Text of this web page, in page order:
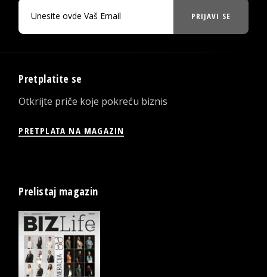
PRIJAVI SE
Pretplatite se
Otkrijte priče koje pokreću biznis
PRETPLATA NA MAGAZIN
Prelistaj magazin